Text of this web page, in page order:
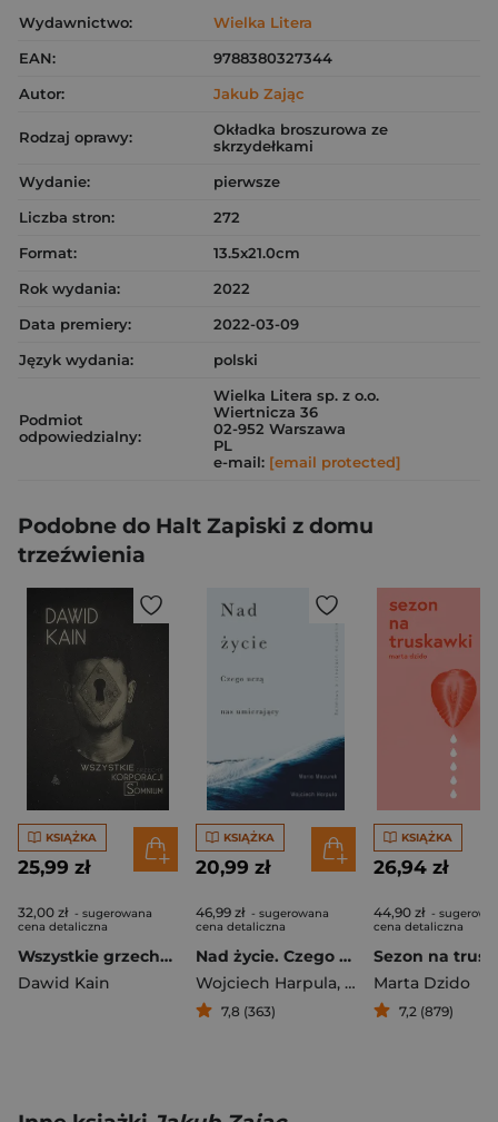
Wydawnictwo:
Wielka Litera
EAN:
9788380327344
Autor:
Jakub Zając
Rodzaj oprawy:
Okładka broszurowa ze
skrzydełkami
Wydanie:
pierwsze
Liczba stron:
272
Format:
13.5x21.0cm
Rok wydania:
2022
Data premiery:
2022-03-09
Język wydania:
polski
Podmiot
odpowiedzialny:
Wielka Litera sp. z o.o.
Wiertnicza 36
02-952 Warszawa
PL
e-mail: [email protected]
Podobne do Halt Zapiski z domu
trzeźwienia
KSIĄŻKA
25,99 zł
32,00 zł - sugerowana
cena detaliczna
Wszystkie grzechy korporacji Somnium
Dawid Kain
KSIĄŻKA
20,99 zł
46,99 zł - sugerowana
cena detaliczna
Nad życie. Czego uczą nas umierający
Wojciech Harpula, Maria Mazurek
7,8 (363)
KSIĄŻKA
26,94 zł
44,90 zł -
cena detaliczna
Marta Dzido
7,2 (879)